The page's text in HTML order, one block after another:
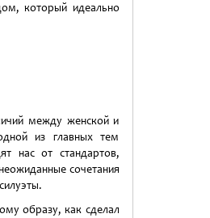
который идеально
между женской и
из главных тем
нас от стандартов,
сочетания
образу, как сделал